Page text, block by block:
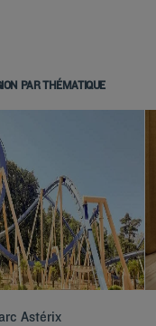
PAR THÉMATIQUE
Astérix